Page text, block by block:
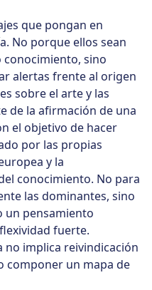
que pongan en
No porque ellos sean
sino
alertas frente al origen
sobre el arte y las
de la afirmación de una
el objetivo de hacer
por las propias
y la
conocimiento. No para
las dominantes, sino
un pensamiento
fuerte.
no implica reivindicación
componer un mapa de